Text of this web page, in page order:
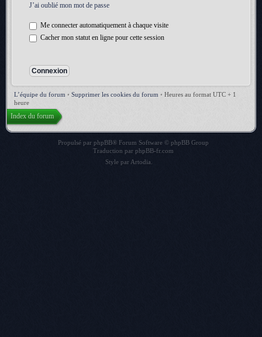
J’ai oublié mon mot de passe
Me connecter automatiquement à chaque visite
Cacher mon statut en ligne pour cette session
L’équipe du forum • Supprimer les cookies du forum • Heures au format UTC + 1
heure
Index du forum
Propulsé par phpBB® Forum Software © phpBB Group
Traduction par phpBB-fr.com
Style par Artodia